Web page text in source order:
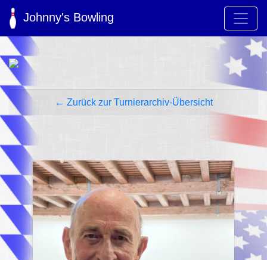
Johnny's Bowling
← Zurück zur Turnierarchiv-Übersicht